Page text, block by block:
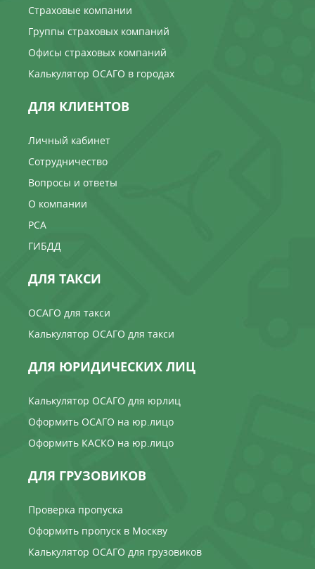
Страховые компании
Группы страховых компаний
Офисы страховых компаний
Калькулятор ОСАГО в городах
ДЛЯ КЛИЕНТОВ
Личный кабинет
Сотрудничество
Вопросы и ответы
О компании
РСА
ГИБДД
ДЛЯ ТАКСИ
ОСАГО для такси
Калькулятор ОСАГО для такси
ДЛЯ ЮРИДИЧЕСКИХ ЛИЦ
Калькулятор ОСАГО для юрлиц
Оформить ОСАГО на юр.лицо
Оформить КАСКО на юр.лицо
ДЛЯ ГРУЗОВИКОВ
Проверка пропуска
Оформить пропуск в Москву
Калькулятор ОСАГО для грузовиков